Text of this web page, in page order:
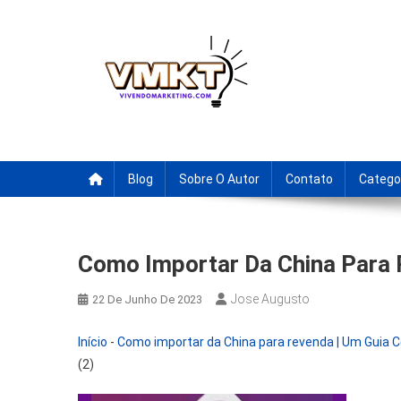
Blog Sobre O Autor Contato
Como Importar Da China Para
22 De Junho De 2023 Jose Augusto
Início - Como importar da China para revenda | Um Guia
(2)